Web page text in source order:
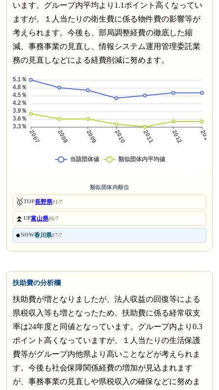
います。グループ内平均より1.1ポイント高くなってい
ますが、１人当たりの衛生費に係る物件費の影響等が
考えられます。今後も、部局調整経費の徹底した縮
減、事務事業の見直し、情報システム運用管理委託業
務の見直しなどによる経費削減に努めます。
類似団体内順位
🥇TOP長野県#1/7
⏫UP富山県#6/7
●NOW香川県#7/7
扶助費の分析欄
扶助費が増となりましたが、法人収益の回復等による
県税収入等も増となったため、扶助費に係る経常収支
率は24年度と同値となっています。グループ内より0.3
ポイント高くなっていますが、１人当たりの生活保護
費等がグループ内他県より高いことなどが考えられま
す。今後も社会保障関係経費の増加が見込まれます
が、事務事業の見直しや県税収入の確保などに努めま